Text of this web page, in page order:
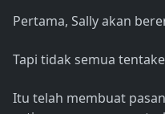
Pertama, Sally akan
Tapi tidak semua
Itu telah membuat